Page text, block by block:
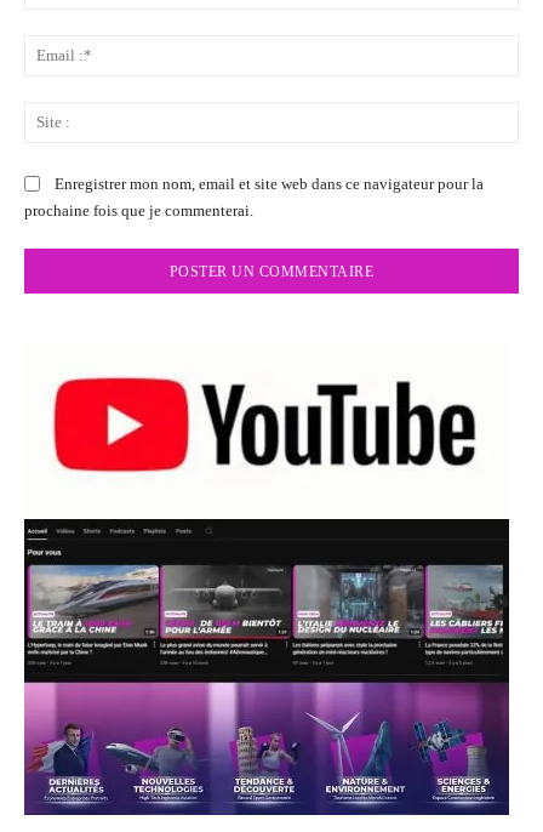
Enregistrer mon nom, email et site web dans ce navigateur pour la
prochaine fois que je commenterai.